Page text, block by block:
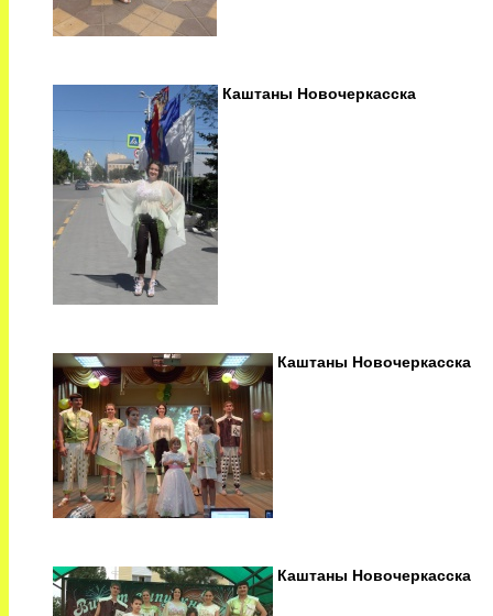
Каштаны Новочеркасска
Каштаны Новочеркасска
Каштаны Новочеркасска